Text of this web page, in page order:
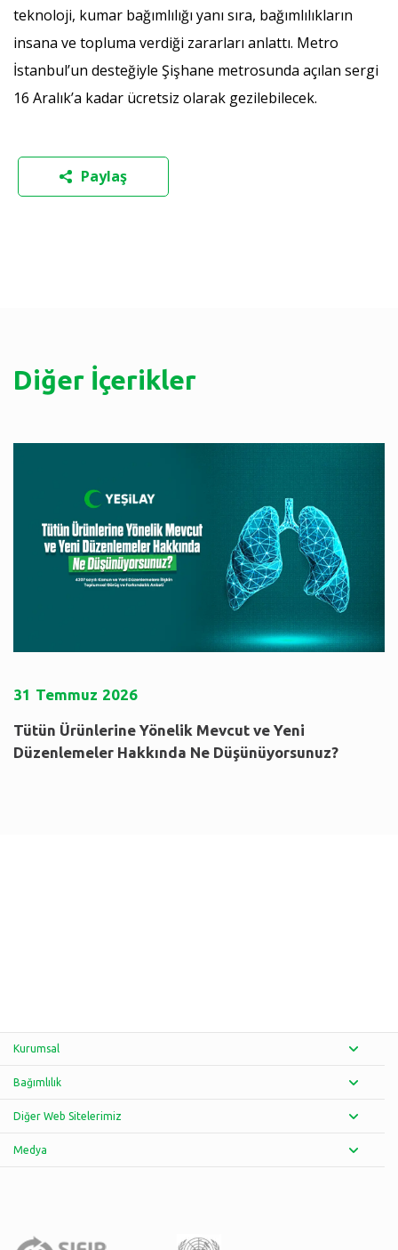
teknoloji, kumar bağımlılığı yanı sıra, bağımlılıkların
insana ve topluma verdiği zararları anlattı. Metro
İstanbul’un desteğiyle Şişhane metrosunda açılan sergi
16 Aralık’a kadar ücretsiz olarak gezilebilecek.
Paylaş
Diğer İçerikler
31 Temmuz 2026
Tütün Ürünlerine Yönelik Mevcut ve Yeni
Düzenlemeler Hakkında Ne Düşünüyorsunuz?
Kurumsal
Bağımlılık
Diğer Web Sitelerimiz
Medya